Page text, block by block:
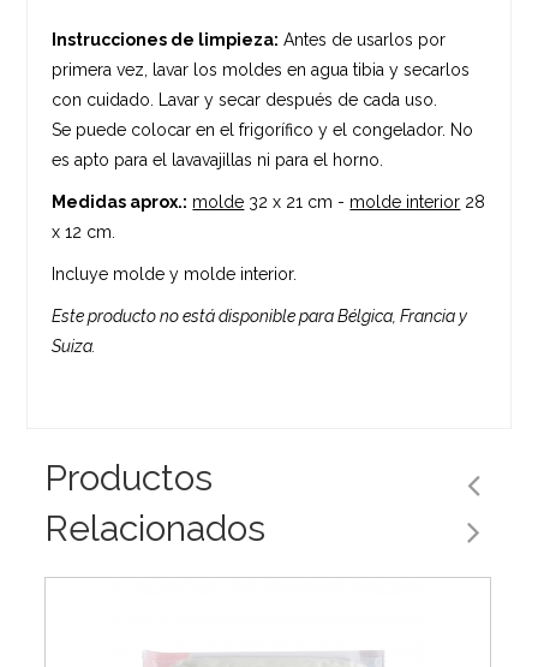
Instrucciones de limpieza: Antes de usarlos por
primera vez, lavar los moldes en agua tibia y secarlos
con cuidado. Lavar y secar después de cada uso.
Se puede colocar en el frigorífico y el congelador. No
es apto para el lavavajillas ni para el horno.
Medidas aprox.: molde 32 x 21 cm - molde interior 28
x 12 cm.
Incluye molde y molde interior.
Este producto no está disponible para Bélgica, Francia y
Suiza.
Productos
Relacionados